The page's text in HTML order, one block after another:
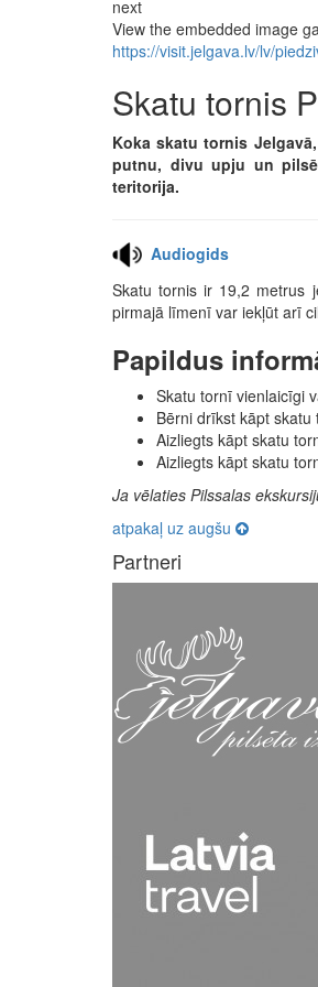
next
View the embedded image
https://visit.jelgava.lv/lv/
Skatu tornis
Koka skatu tornis
putnu, divu upju un
teritorija.
Audiogids
Skatu tornis ir 19,2 metrus
pirmajā līmenī var iekļūt arī
Papildus
Skatu tornī vienlaicīgi
Bērni drīkst kāpt
Aizliegts kāpt skatu
Aizliegts kāpt skatu
Ja vēlaties Pilssalas
atpakaļ uz augšu
Partneri